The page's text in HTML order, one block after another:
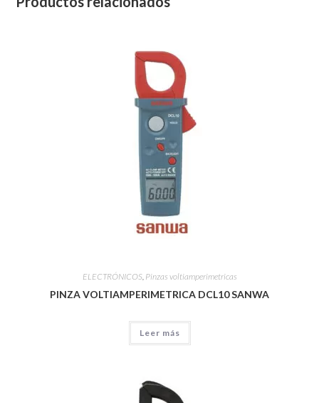
ELECTRÓNICOS, Pinzas voltiamperimetricas
PINZA VOLTIAMPERIMETRICA DCL10 SANWA
Leer más